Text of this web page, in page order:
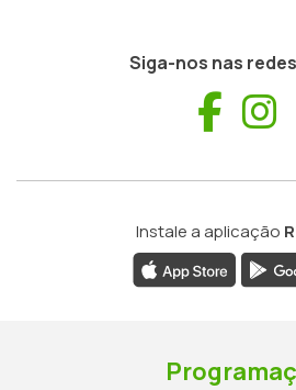
Siga-nos nas
Instale a aplicação